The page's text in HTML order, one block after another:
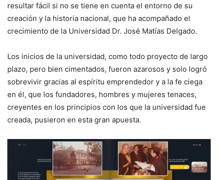
resultar fácil si no se tiene en cuenta el entorno de su
creación y la historia nacional, que ha acompañado el
crecimiento de la Universidad Dr. José Matías Delgado.
Los inicios de la universidad, como todo proyecto de largo
plazo, pero bien cimentados, fueron azarosos y solo logró
sobrevivir gracias al espíritu emprendedor y a la fe ciega
en él, que los fundadores, hombres y mujeres tenaces,
creyentes en los principios con los que la universidad fue
creada, pusieron en esta gran apuesta.